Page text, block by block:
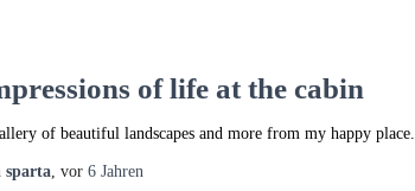
of life at the cabin
of beautiful landscapes and more from my happy place.
sparta, vor 6 Jahren